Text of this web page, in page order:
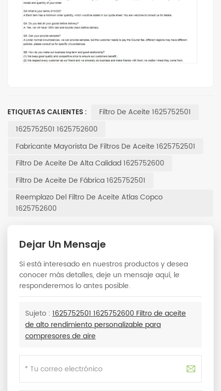
ETIQUETAS CALIENTES :
Filtro De Aceite 1625752501
1625752501 1625752600
Fabricante Mayorista De Filtros De Aceite 1625752501
Filtro De Aceite De Alta Calidad 1625752600
Filtro De Aceite De Fábrica 1625752501
Reemplazo Del Filtro De Aceite Atlas Copco
1625752600
Dejar Un Mensaje
Si está interesado en nuestros productos y desea
conocer más detalles, deje un mensaje aquí, le
responderemos lo antes posible.
Sujeto : 1625752501 1625752600 Filtro de aceite
de alto rendimiento personalizable para
compresores de aire